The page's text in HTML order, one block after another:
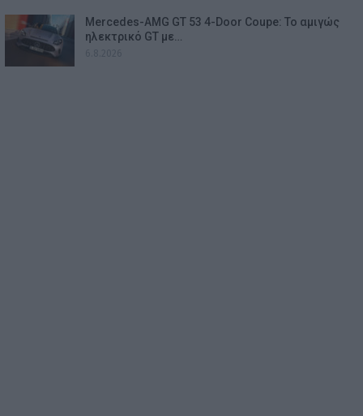
Mercedes-AMG GT 53 4-Door Coupe: Το αμιγώς
ηλεκτρικό GT με…